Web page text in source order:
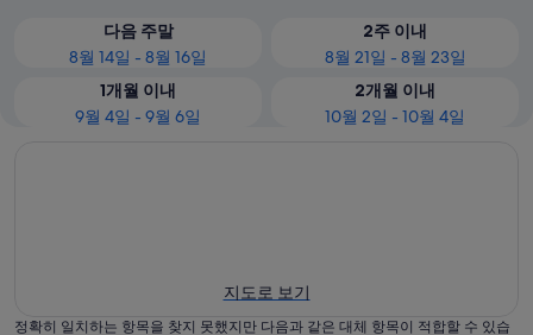
다음 주말
8월 14일 - 8월 16일
2주 이내
8월 21일 - 8월 23일
1개월 이내
9월 4일 - 9월 6일
2개월 이내
10월 2일 - 10월 4일
지도로 보기
정확히 일치하는 항목을 찾지 못했지만 다음과 같은 대체 항목이 적합할 수 있습